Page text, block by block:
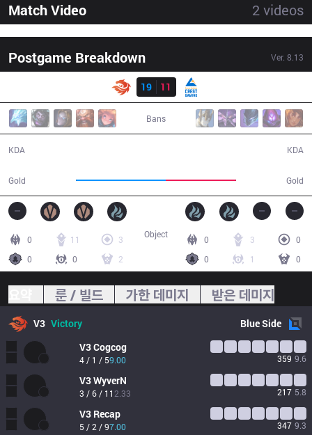
Match Video 2 videos
Postgame Breakdown Ver. 8.13
19
11
Bans
KDA
Gold Gold
KDA
0 11
3
0
0 2
0 3
0
0
1 0
Object
룬 / 빌드 가한 데미지 받은 데미지
V3 Victory BlueSide
V3Cogcog
4 / 1 / 59.00 359 9.6
V3WyverN
3 / 6 / 11 2.33 217 5.8
V3 Recap
5 / 2 / 97.00 347 9.3